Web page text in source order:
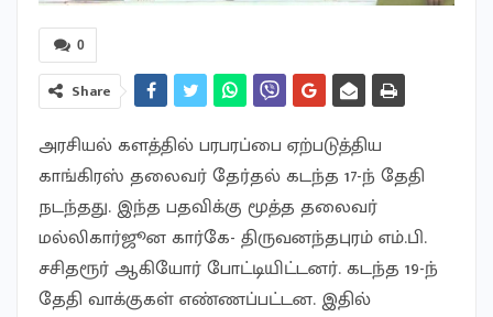
0
Share
அரசியல் களத்தில் பரபரப்பை ஏற்படுத்திய
காங்கிரஸ் தலைவர் தேர்தல் கடந்த 17-ந் தேதி
நடந்தது. இந்த பதவிக்கு மூத்த தலைவர்
மல்லிகார்ஜூன கார்கே- திருவனந்தபுரம் எம்.பி.
சசிதரூர் ஆகியோர் போட்டியிட்டனர். கடந்த 19-ந்
தேதி வாக்குகள் எண்ணப்பட்டன. இதில்